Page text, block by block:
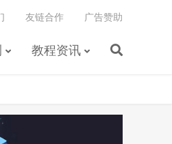
教程资讯
友链合作 广告赞助